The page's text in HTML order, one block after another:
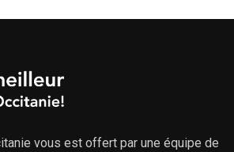
vous est offert par une équipe de